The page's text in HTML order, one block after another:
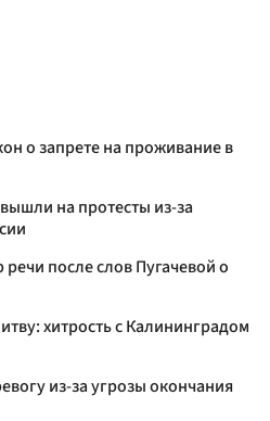
о запрете на проживание в
на протесты из-за
после слов Пугачевой о
хитрость с Калининградом
из-за угрозы окончания